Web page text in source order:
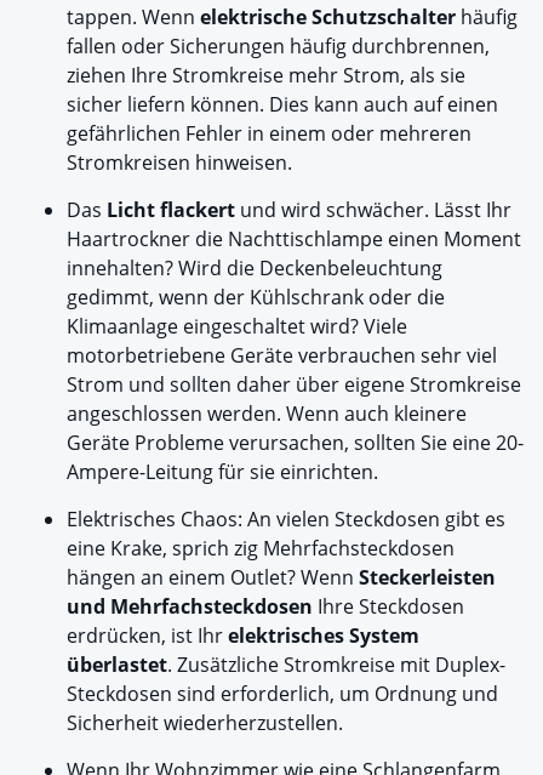
tappen. Wenn elektrische Schutzschalter häufig
fallen oder Sicherungen häufig durchbrennen,
ziehen Ihre Stromkreise mehr Strom, als sie
sicher liefern können. Dies kann auch auf einen
gefährlichen Fehler in einem oder mehreren
Stromkreisen hinweisen.
Das Licht flackert und wird schwächer. Lässt Ihr
Haartrockner die Nachttischlampe einen Moment
innehalten? Wird die Deckenbeleuchtung
gedimmt, wenn der Kühlschrank oder die
Klimaanlage eingeschaltet wird? Viele
motorbetriebene Geräte verbrauchen sehr viel
Strom und sollten daher über eigene Stromkreise
angeschlossen werden. Wenn auch kleinere
Geräte Probleme verursachen, sollten Sie eine 20-
Ampere-Leitung für sie einrichten.
Elektrisches Chaos: An vielen Steckdosen gibt es
eine Krake, sprich zig Mehrfachsteckdosen
hängen an einem Outlet? Wenn Steckerleisten
und Mehrfachsteckdosen Ihre Steckdosen
erdrücken, ist Ihrelektrisches System
überlastet. Zusätzliche Stromkreise mit Duplex-
Steckdosen sind erforderlich, um Ordnung und
Sicherheit wiederherzustellen.
Wenn Ihr Wohnzimmer wie eine Schlangenfarm